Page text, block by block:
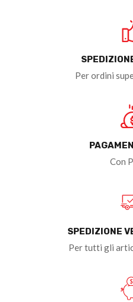
Per ordini
Con
SPEDIZIONE
Per tutti gli